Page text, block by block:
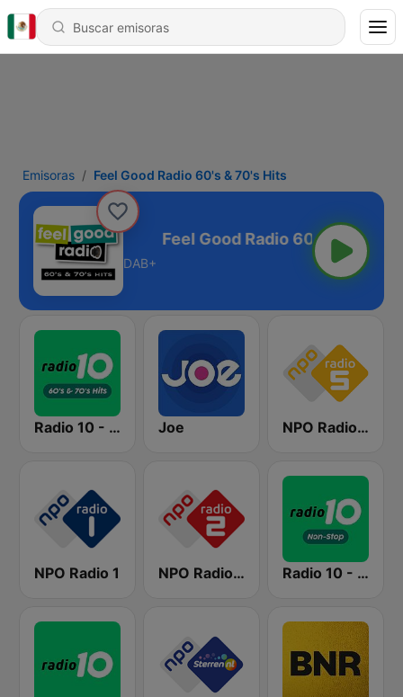
Emisoras Feel Good Radio 60's & 70's Hits
& 70's Hits
DAB+
Radio 10 - 60s & 70s Hits Joe NPO Radio 5
NPO Radio 1 NPO Radio 2 Radio 10 - Non-stop